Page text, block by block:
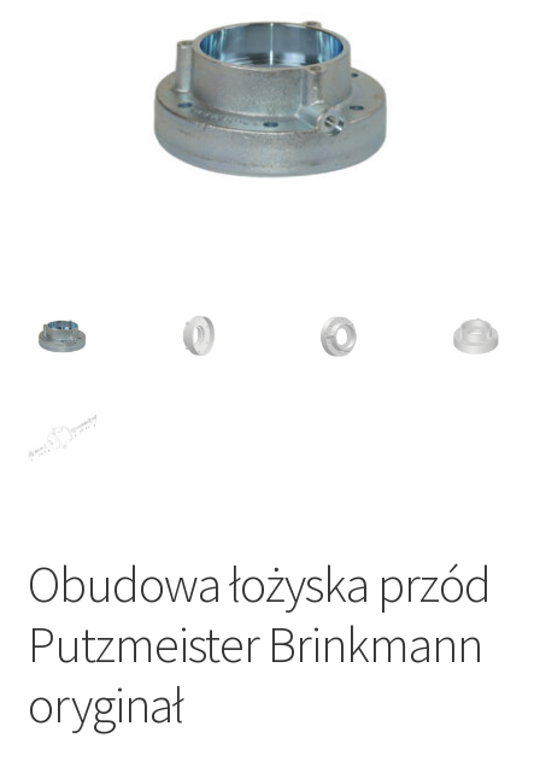
PLIKI DO POBRANIA
Obudowa łożyska przód
Putzmeister Brinkmann
oryginał